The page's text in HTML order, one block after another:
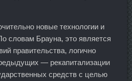
новые технологии и
словам Брауна, это является
правительства, логично
— рекапитализации
средств с целью